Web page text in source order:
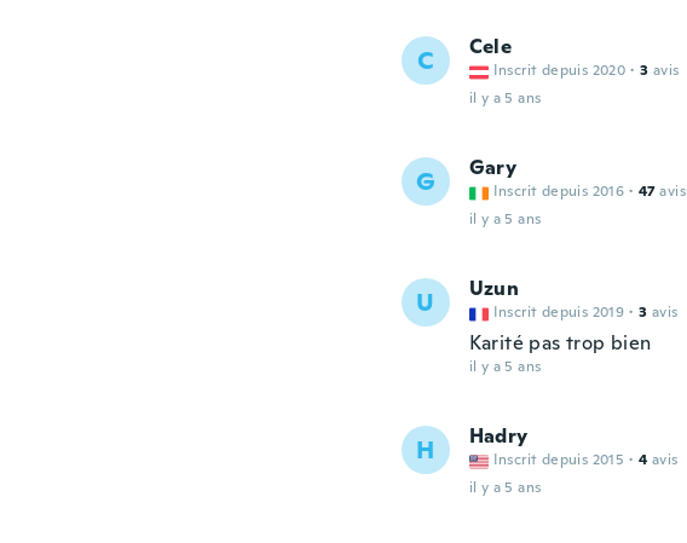
C Cele
Inscrit depuis 2020 · 3 avis
il y a 5 ans
G Gary
Inscrit depuis 2016 · 47 avis
il y a 5 ans
U Uzun
Inscrit depuis 2019 · 3 avis
Karité pas trop bien
il y a 5 ans
H Hadry
Inscrit depuis 2015 · 4 avis
il y a 5 ans